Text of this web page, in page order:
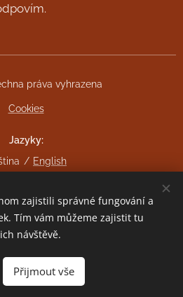
Do košíku
práva vyhrazena
Cookies
Jazyky
English
Kč
EUR €
zajistili správné fungování a
Tím vám můžeme zajistit tu
návštěvě.
Přijmout vše